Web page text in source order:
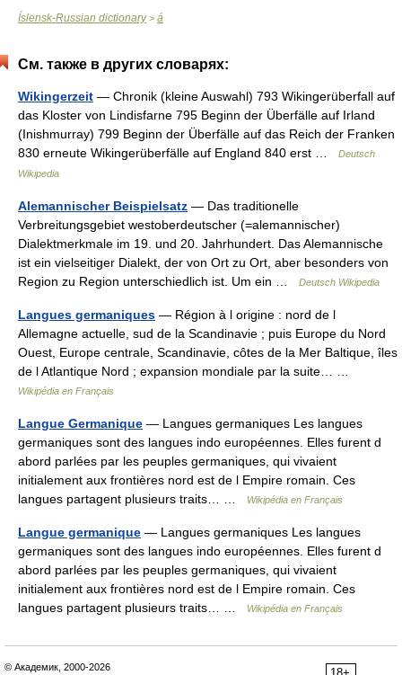
Íslensk-Russian dictionary> á
См. также в других словарях:
Wikingerzeit — Chronik (kleine Auswahl) 793 Wikingerüberfall auf
das Kloster von Lindisfarne 795 Beginn der Überfälle auf Irland
(Inishmurray) 799 Beginn der Überfälle auf das Reich der Franken
830 erneute Wikingerüberfälle auf England 840 erst …
Deutsch
Wikipedia
Alemannischer Beispielsatz — Das traditionelle
Verbreitungsgebiet westoberdeutscher (=alemannischer)
Dialektmerkmale im 19. und 20. Jahrhundert. Das Alemannische
ist ein vielseitiger Dialekt, der von Ort zu Ort, aber besonders von
Region zu Region unterschiedlich ist. Um ein …
Deutsch Wikipedia
Langues germaniques — Région à l origine : nord de l
Allemagne actuelle, sud de la Scandinavie ; puis Europe du Nord
Ouest, Europe centrale, Scandinavie, côtes de la Mer Baltique, îles
de l Atlantique Nord ; expansion mondiale par la suite… …
Wikipédia en Français
Langue Germanique — Langues germaniques Les langues
germaniques sont des langues indo européennes. Elles furent d
abord parlées par les peuples germaniques, qui vivaient
initialement aux frontières nord est de l Empire romain. Ces
langues partagent plusieurs traits… …
Wikipédia en Français
Langue germanique — Langues germaniques Les langues
germaniques sont des langues indo européennes. Elles furent d
abord parlées par les peuples germaniques, qui vivaient
initialement aux frontières nord est de l Empire romain. Ces
langues partagent plusieurs traits… …
Wikipédia en Français
© Академик, 2000-2026